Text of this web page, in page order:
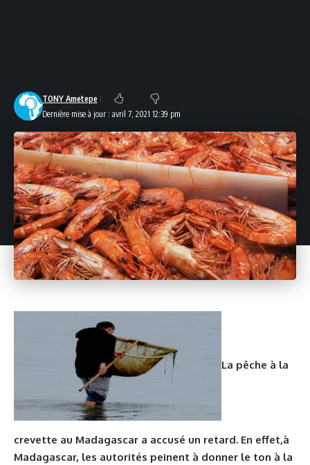
Dernière mise à jour : avril 7, 2021 12:39 pm
TONY Ametepe
La pêche à la
crevette au Madagascar a accusé un retard. En effet,à
Madagascar, les autorités peinent à donner le ton à la